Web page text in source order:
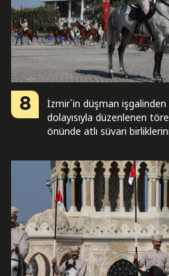
8
İzmir`in düşman
dolayısıyla düzenlenen
önünde atlı süvari